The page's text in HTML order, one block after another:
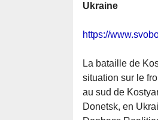
Ukraine
https://
La bataille de
situation sur le
au sud de
Donetsk, en